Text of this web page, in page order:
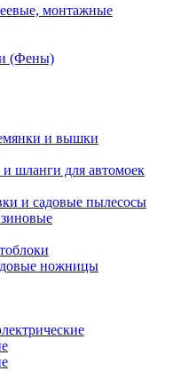
монтажные
(Фены)
и вышки
шланги для автомоек
и садовые пылесосы
ножницы